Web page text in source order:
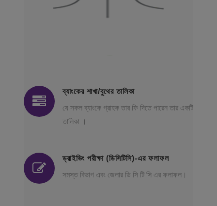
ব্যাংকের শাখা/বুথের তালিকা
যে সকল ব্যাংকে গ্রাহক তার ফি দিতে পারেন তার একটি
তালিকা ।
ড্রাইভিং পরীক্ষা (ডিসিটিসি)-এর ফলাফল
সমস্ত বিভাগ এবং জেলার ডি সি টি সি এর ফলাফল।